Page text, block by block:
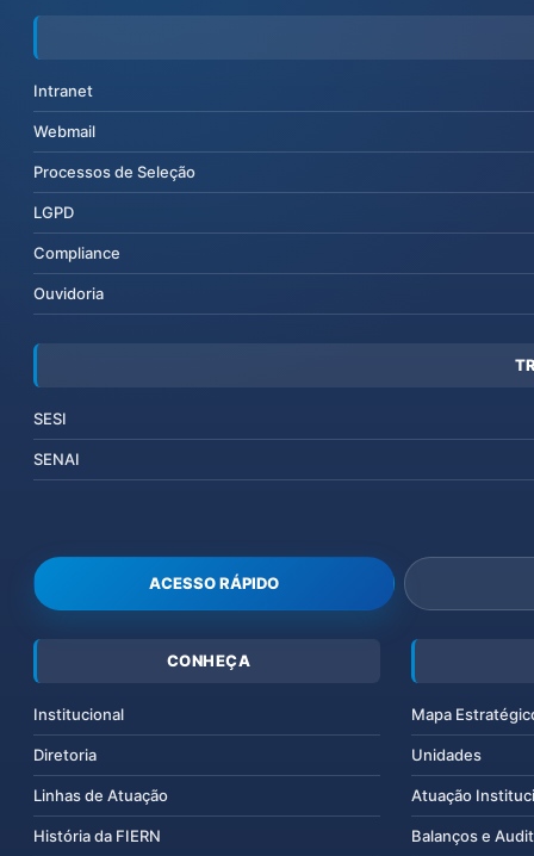
Intranet
Webmail
Processos de Seleção
LGPD
Compliance
Ouvidoria
SESI
SENAI
ACESSO RÁPIDO
CONHEÇA
Institucional
Diretoria
Linhas de Atuação
História da FIERN
Mapa
Unidades
Atuação
Balanços e